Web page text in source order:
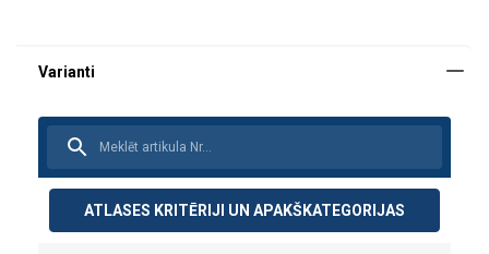
ATLASES KRITĒRIJI UN APAKŠKATEGORIJAS
Plastmasas elements uzlabo redzamību somas
iekšpusē un palīdz tai saglabāt stabilu, vertikālu